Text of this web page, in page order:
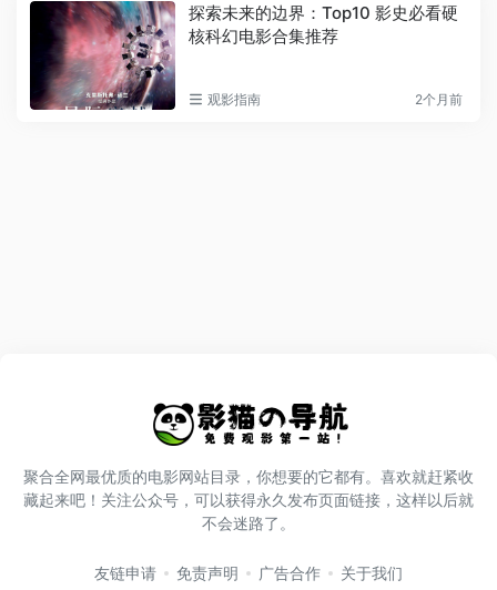
探索未来的边界：Top10 影史必看硬
核科幻电影合集推荐
观影指南 2个月前
聚合全网最优质的电影网站目录，你想要的它都有。喜欢就赶紧收
藏起来吧！关注公众号，可以获得永久发布页面链接，这样以后就
不会迷路了。
友链申请 免责声明 广告合作 关于我们